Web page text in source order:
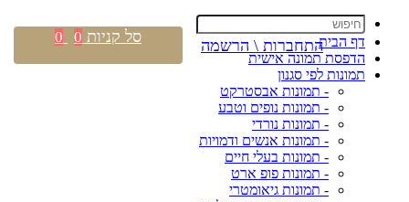
דף הבית
הדפסת תמונה אישית
תמונות לפי סגנון
- תמונות אבסטרקט
- תמונות נופים וטבע
- תמונות נורדי
- תמונות אנשים ודמויות
- תמונות בעלי חיים
- תמונות פופ ארט
- תמונות גיאומטרי
התחברות \ הרשמה סל קניות 0
0